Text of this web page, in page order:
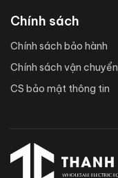
Chính sách
Chính sách bảo hành
Chính sách vận chuyển
CS bảo mật thông tin